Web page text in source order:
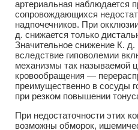
артериальная наблюдается
сопровождающихся
надпочечников. При
д. снижается только
Значительное снижение К.
вследствие гиповолемии
механизмы так называемой
кровообращения —
преимущественно в сосуды
при резком повышении
При недостаточности этих
возможны обморок,